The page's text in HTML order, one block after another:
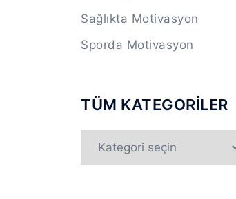
Sağlıkta Motivasyon
Sporda Motivasyon
TÜM KATEGORİLER
KATEGORİLER